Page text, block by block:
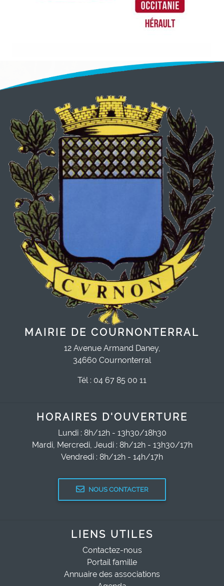
MAIRIE DE COURNONTERRAL
12 Avenue Armand Daney,
34660 Cournonterral
Tél : 04 67 85 00 11
HORAIRES D'OUVERTURE
Lundi : 8h/12h - 13h30/18h30
Mardi, Mercredi, Jeudi : 8h/12h - 13h30/17h
Vendredi : 8h/12h - 14h/17h
NOUS CONTACTER
LIENS UTILES
Contactez-nous
Portail famille
Annuaire des associations